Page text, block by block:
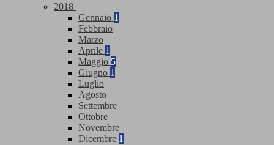
2018
Gennaio 1
Febbraio
Marzo
Aprile 1
Maggio 5
Giugno 1
Luglio
Agosto
Settembre
Ottobre
Novembre
Dicembre 1